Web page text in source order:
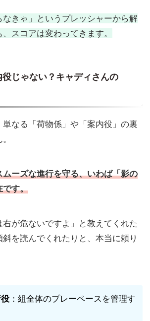
なきゃ」というプレッシャーから解
スコアは変わってきます。
じゃない？キャディさんの
なる「荷物係」や「案内役」の裏
ーズな進行を守る、いわば「影の
です。
が危ないですよ」と教えてくれた
斜を読んでくれたりと、本当に頼り
：組全体のプレーペースを管理す